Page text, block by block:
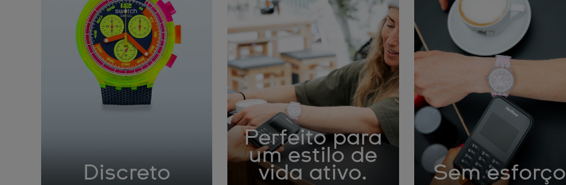
Discreto
Perfeito para
um estilo de
vida ativo.
Sem esforço